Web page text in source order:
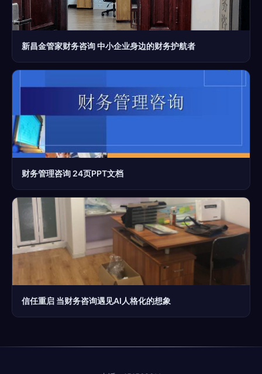
新昌金管家财务咨询 中小企业身边的财务护航者
财务管理咨询 24页PPT文档
信任重启 当财务咨询遇见AI人格化的想象